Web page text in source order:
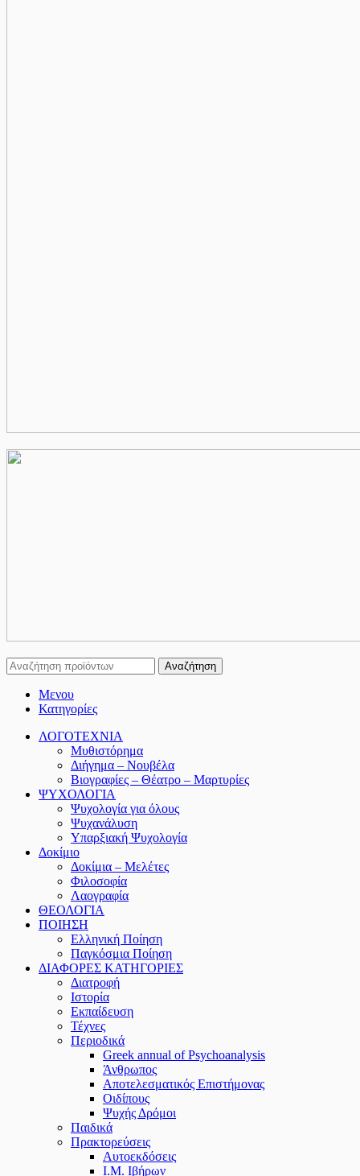
Αναζήτηση
Μενου
Κατηγορίες
ΛΟΓΟΤΕΧΝΙΑ
Μυθιστόρημα
Διήγημα – Νουβέλα
Βιογραφίες – Θέατρο – Μαρτυρίες
ΨΥΧΟΛΟΓΙΑ
Ψυχολογία για όλους
Ψυχανάλυση
Υπαρξιακή Ψυχολογία
Δοκίμιο
Δοκίμια – Μελέτες
Φιλοσοφία
Λαογραφία
ΘΕΟΛΟΓΙΑ
ΠΟΙΗΣΗ
Ελληνική Ποίηση
Παγκόσμια Ποίηση
ΔΙΑΦΟΡΕΣ ΚΑΤΗΓΟΡΙΕΣ
Διατροφή
Ιστορία
Εκπαίδευση
Τέχνες
Περιοδικά
Greek annual of Psychoanalysis
Άνθρωπος
Αποτελεσματικός Επιστήμονας
Οιδίπους
Ψυχής Δρόμοι
Παιδικά
Πρακτoρεύσεις
Αυτοεκδόσεις
Ι.Μ. Ιβήρων